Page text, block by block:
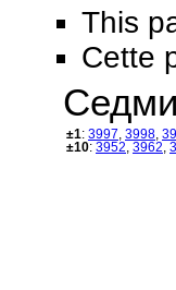
This
Cette
±1: 3997 3998
±10: 3952 3962